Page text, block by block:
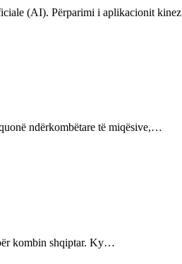
(AI). Përparimi i aplikacionit
ndërkombëtare të miqësive,…
kombin shqiptar. Ky…